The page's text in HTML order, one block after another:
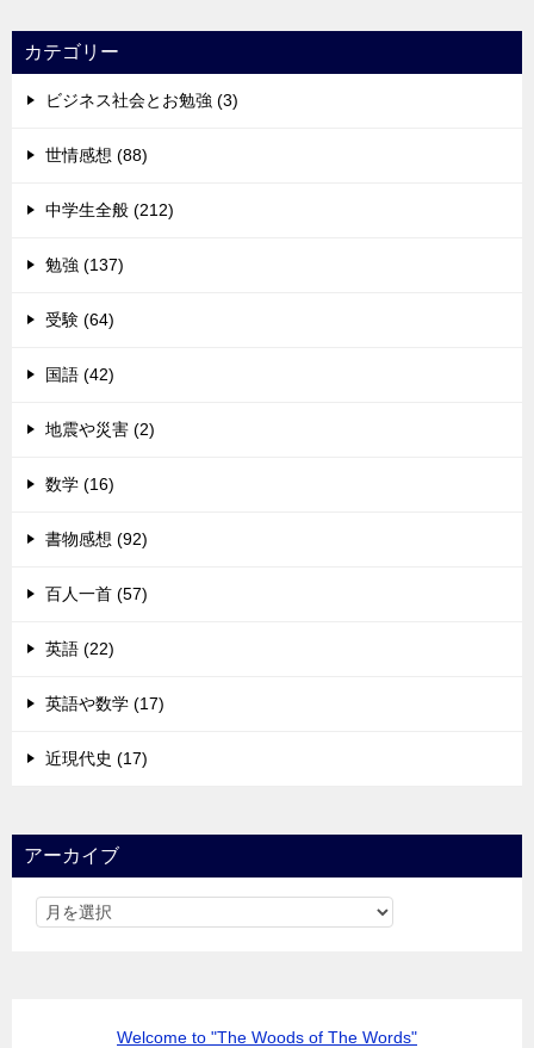
カテゴリー
ビジネス社会とお勉強 (3)
世情感想 (88)
中学生全般 (212)
勉強 (137)
受験 (64)
国語 (42)
地震や災害 (2)
数学 (16)
書物感想 (92)
百人一首 (57)
英語 (22)
英語や数学 (17)
近現代史 (17)
アーカイブ
Welcome to "The Woods of The Words"